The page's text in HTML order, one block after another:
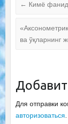
← Кимё
ва ўқларнинг
Для отправки
авторизоваться